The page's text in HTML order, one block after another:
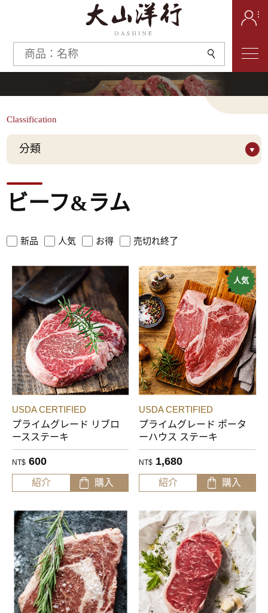
Classification
分類
Prime
ブランド
TEYS BLACK
King River
STANBROKE WAGYU
USDA CERTIFIED
NEW ZEALAND LAMB
Cuts
Ribeye
Striploin
Porterhouse Steak
Frenched lamb rack
Origin
Australia
USA
New Zealand
Feed
Grain-fed
ビーフ&ラム
新品 人気 お得 売切れ終了
USDA CERTIFIED
プライムグレード リブロ
ースステーキ
NT$ 600
紹介 購入
人気
USDA CERTIFIED
プライムグレード ポータ
ーハウス ステーキ
NT$ 1,680
紹介 購入